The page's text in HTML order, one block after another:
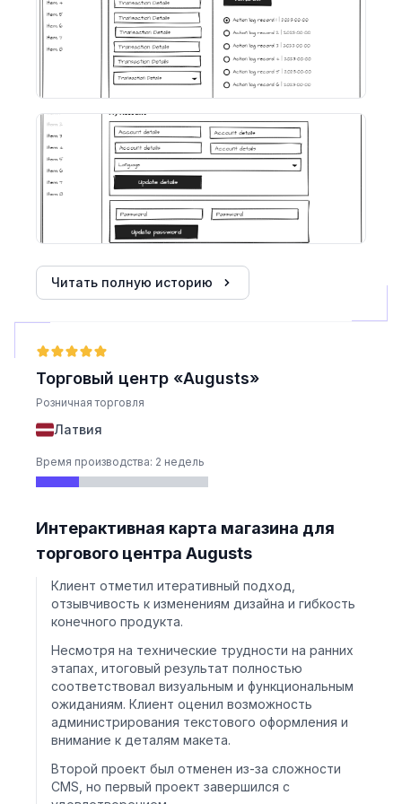
Читать полную историю
Торговый центр «Augusts»
Розничная торговля
Латвия
Время производства: 2 недель
Интерактивная карта магазина для
торгового центра Augusts
Клиент отметил итеративный подход,
отзывчивость к изменениям дизайна и гибкость
конечного продукта.
Несмотря на технические трудности на ранних
этапах, итоговый результат полностью
соответствовал визуальным и функциональным
ожиданиям. Клиент оценил возможность
администрирования текстового оформления и
внимание к деталям макета.
Второй проект был отменен из-за сложности
CMS, но первый проект завершился с